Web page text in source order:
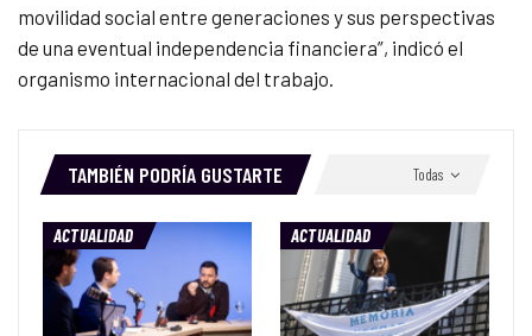
movilidad social entre generaciones y sus perspectivas
de una eventual independencia financiera”, indicó el
organismo internacional del trabajo.
Todas
TAMBIÉN PODRÍA GUSTARTE
ACTUALIDAD ACTUALIDAD